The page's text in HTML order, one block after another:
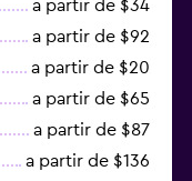
a partir de $34
a partir de $92
a partir de $20
a partir de $65
a partir de $87
a partir de $136